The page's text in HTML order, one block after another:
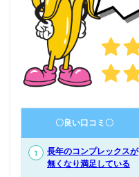
〇良い口コミ〇
長年のコンプレックスが
無くなり満足している